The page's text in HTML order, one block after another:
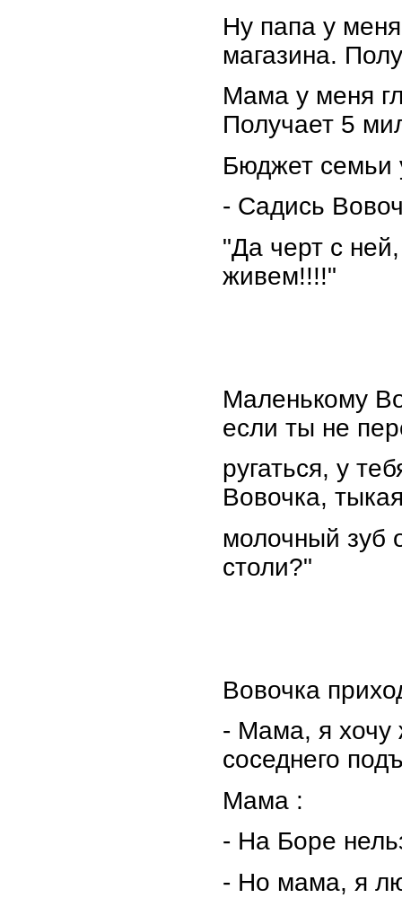
Ну папа у
магазина.
Мама у меня
Получает 5
Бюджет семьи
- Садись
"Да черт с
живем!!!!"
Маленькому
если ты не
ругаться, у
Вовочка,
молочный зуб
столи?"
Вовочка
- Мама, я хочу
соседнего
Мама :
- На Боре
- Но мама, я